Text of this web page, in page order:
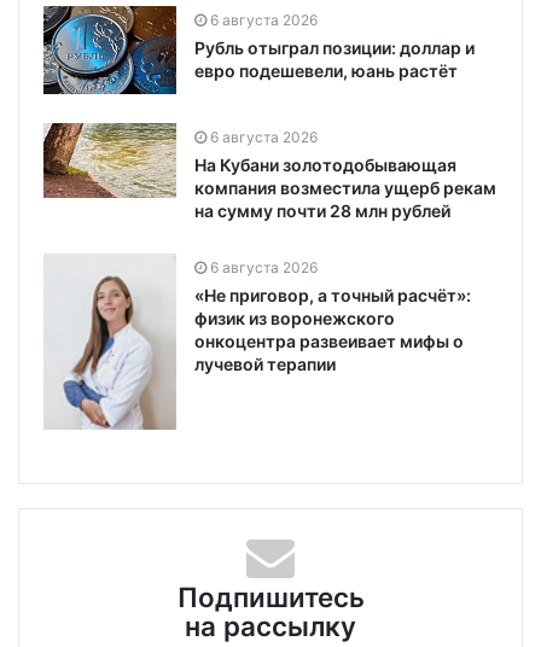
6 августа 2026
Рубль отыграл позиции: доллар и
евро подешевели, юань растёт
6 августа 2026
На Кубани золотодобывающая
компания возместила ущерб рекам
на сумму почти 28 млн рублей
6 августа 2026
«Не приговор, а точный расчёт»:
физик из воронежского
онкоцентра развеивает мифы о
лучевой терапии
Подпишитесь
на рассылку